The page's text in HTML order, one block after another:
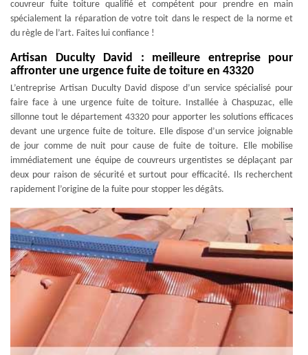
couvreur fuite toiture qualifié et compétent pour prendre en main
spécialement la réparation de votre toit dans le respect de la norme et
du règle de l’art. Faites lui confiance !
Artisan Duculty David : meilleure entreprise pour
affronter une urgence fuite de toiture en 43320
L’entreprise Artisan Duculty David dispose d’un service spécialisé pour
faire face à une urgence fuite de toiture. Installée à Chaspuzac, elle
sillonne tout le département 43320 pour apporter les solutions efficaces
devant une urgence fuite de toiture. Elle dispose d’un service joignable
de jour comme de nuit pour cause de fuite de toiture. Elle mobilise
immédiatement une équipe de couvreurs urgentistes se déplaçant par
deux pour raison de sécurité et surtout pour efficacité. Ils recherchent
rapidement l’origine de la fuite pour stopper les dégâts.